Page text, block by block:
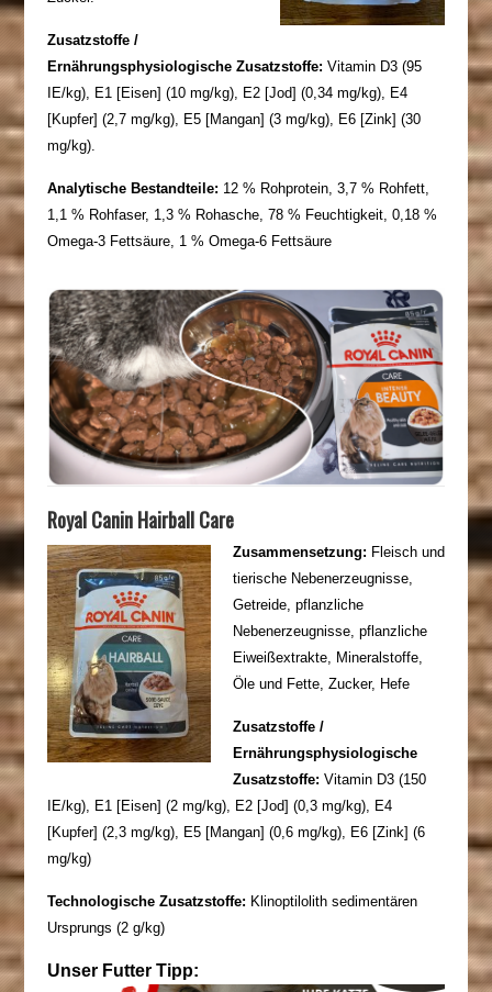
Zusatzstoffe /
Ernährungsphysiologische Zusatzstoffe: Vitamin D3 (95
IE/kg), E1 [Eisen] (10 mg/kg), E2 [Jod] (0,34 mg/kg), E4
[Kupfer] (2,7 mg/kg), E5 [Mangan] (3 mg/kg), E6 [Zink] (30
mg/kg).
Analytische Bestandteile: 12 % Rohprotein, 3,7 % Rohfett,
1,1 % Rohfaser, 1,3 % Rohasche, 78 % Feuchtigkeit, 0,18 %
Omega-3 Fettsäure, 1 % Omega-6 Fettsäure
Royal Canin Hairball Care
Zusammensetzung: Fleisch und
tierische Nebenerzeugnisse,
Getreide, pflanzliche
Nebenerzeugnisse, pflanzliche
Eiweißextrakte, Mineralstoffe,
Öle und Fette, Zucker, Hefe
Zusatzstoffe /
Ernährungsphysiologische
Zusatzstoffe: Vitamin D3 (150
IE/kg), E1 [Eisen] (2 mg/kg), E2 [Jod] (0,3 mg/kg), E4
[Kupfer] (2,3 mg/kg), E5 [Mangan] (0,6 mg/kg), E6 [Zink] (6
mg/kg)
Technologische Zusatzstoffe: Klinoptilolith sedimentären
Ursprungs (2 g/kg)
Unser Futter Tipp: